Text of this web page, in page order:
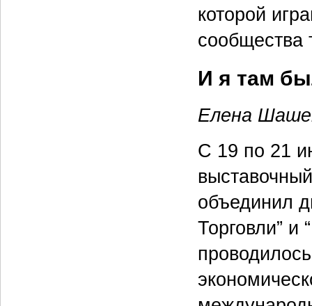
которой
сообщества
И я там
Елена
С 19 по 21
объединил
Торговли” и